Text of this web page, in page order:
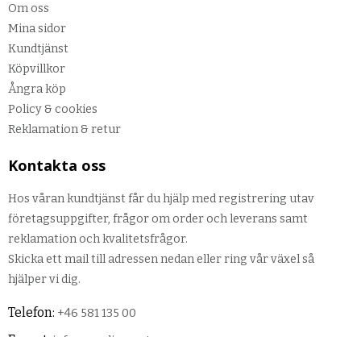
Om oss
Mina sidor
Kundtjänst
Köpvillkor
Ångra köp
Policy & cookies
Reklamation & retur
Kontakta oss
Hos våran kundtjänst får du hjälp med registrering utav
företagsuppgifter, frågor om order och leverans samt
reklamation och kvalitetsfrågor.
Skicka ett mail till adressen nedan eller ring vår växel så
hjälper vi dig.
Telefon: +46 581 135 00